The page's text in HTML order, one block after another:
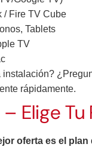
/ Fire TV Cube
Tablets
TV
rápidamente.
Elige Tu
oferta es el plan